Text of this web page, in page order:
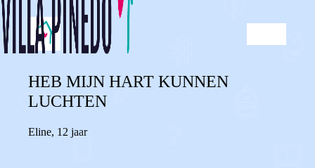
HEB MIJN HART KUNNEN
LUCHTEN
Eline, 12 jaar